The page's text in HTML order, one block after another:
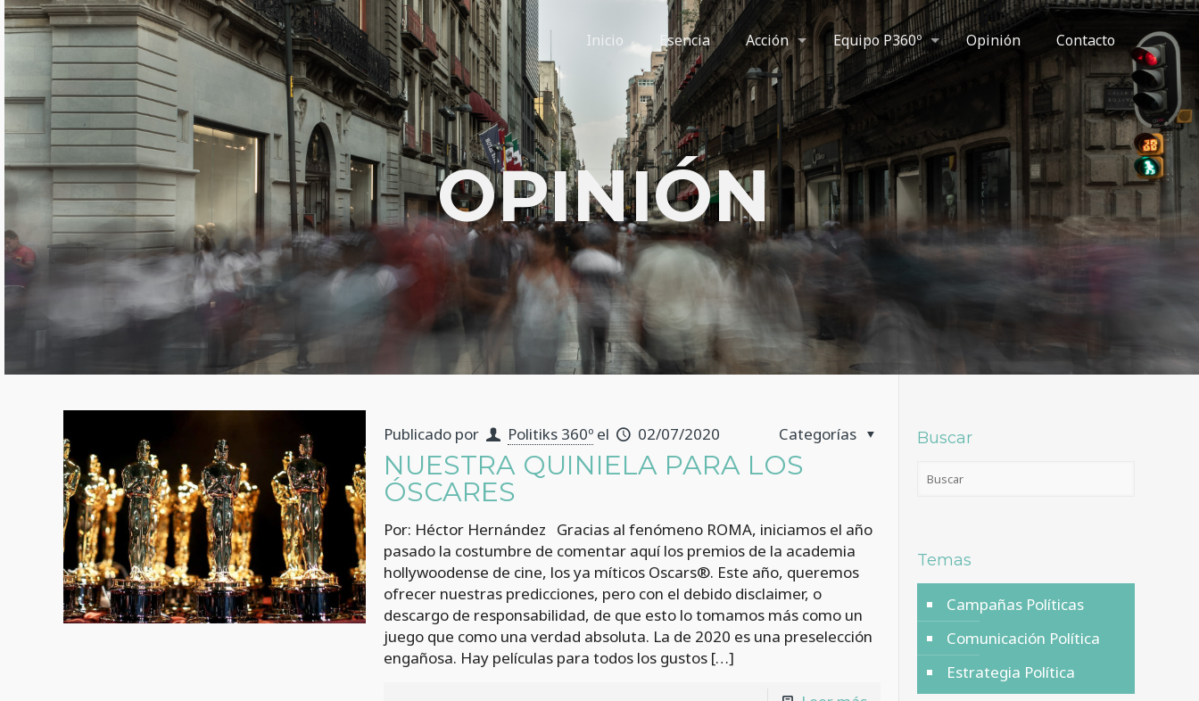
Inicio Esencia Acción Equipo P360º Opinión Contacto
OPINIÓN
Publicado por Politiks 360º el 02/07/2020 Categorías
NUESTRA QUINIELA PARA LOS
ÓSCARES
Por: Héctor Hernández Gracias al fenómeno ROMA, iniciamos el año
pasado la costumbre de comentar aquí los premios de la academia
hollywoodense de cine, los ya míticos Oscars®. Este año, queremos
ofrecer nuestras predicciones, pero con el debido disclaimer, o
descargo de responsabilidad, de que esto lo tomamos más como un
juego que como una verdad absoluta. La de 2020 es una preselección
engañosa. Hay películas para todos los gustos […]
Buscar
Temas
Campañas Políticas
Comunicación Política
Estrategia Política